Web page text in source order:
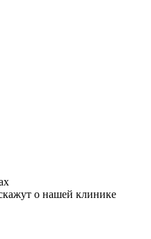
о нашей клинике